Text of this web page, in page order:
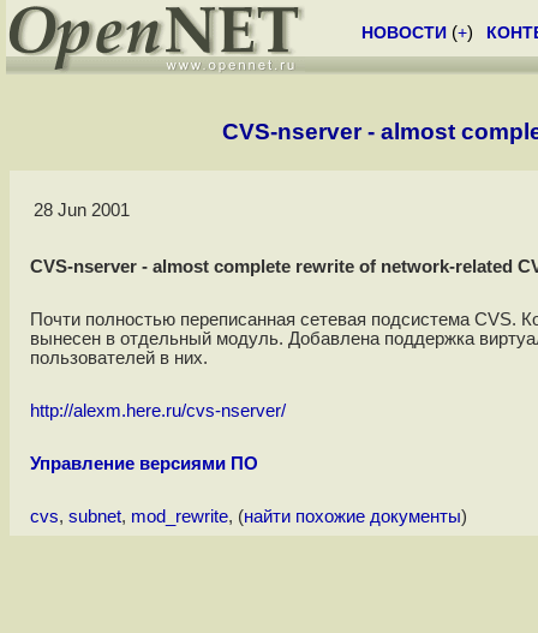
НОВОСТИ (+)
CVS-nserver - almost
28 Jun 2001
CVS-nserver - almost complete rewrite of network-related
Почти полностью переписанная сетевая подсистема CVS.
вынесен в отдельный модуль. Добавлена поддержка
пользователей в них.
http://alexm.here.ru/cvs-nserver/
Управление версиями ПО
cvs, subnet, mod_rewrite, (найти похожие документы)